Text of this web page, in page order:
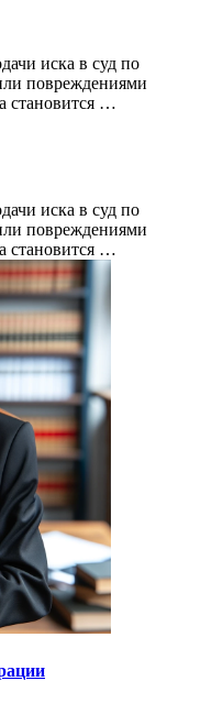
иска в суд по
повреждениями
становится …
иска в суд по
повреждениями
становится …